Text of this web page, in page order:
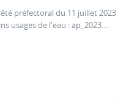
préfectoral du 11 juillet 2023
usages de l'eau : ap_2023....